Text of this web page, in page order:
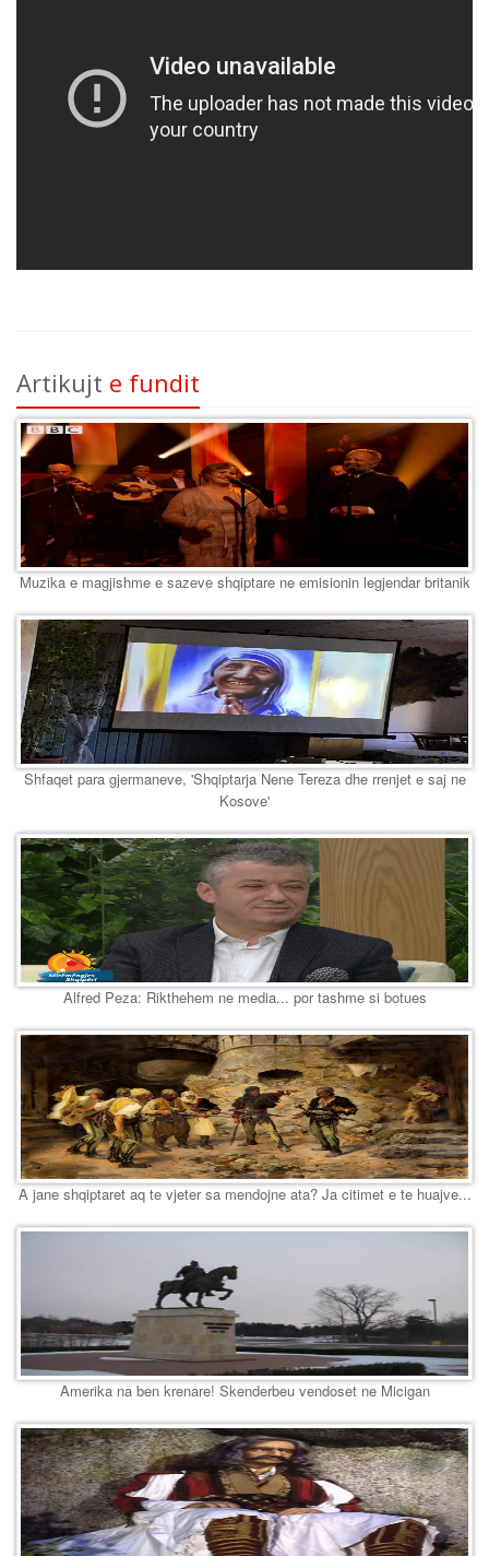
Artikujt e fundit
Muzika e magjishme e sazeve shqiptare ne emisionin legjendar britanik
Shfaqet para gjermaneve, 'Shqiptarja Nene Tereza dhe rrenjet e saj ne
Kosove'
Alfred Peza: Rikthehem ne media... por tashme si botues
A jane shqiptaret aq te vjeter sa mendojne ata? Ja citimet e te huajve...
Amerika na ben krenare! Skenderbeu vendoset ne Micigan